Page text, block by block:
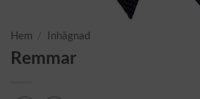
Hem Inhägnad
Remmar